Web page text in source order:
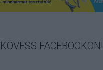
KÖVESS FACEBOOKON!